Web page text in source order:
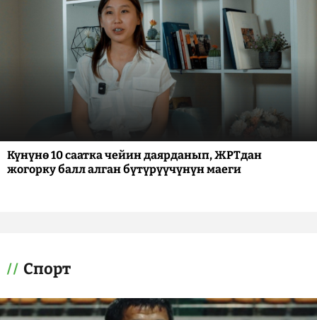
Күнүнө 10 саатка чейин даярданып, ЖРТдан
жогорку балл алган бүтүрүүчүнүн маеги
Спорт